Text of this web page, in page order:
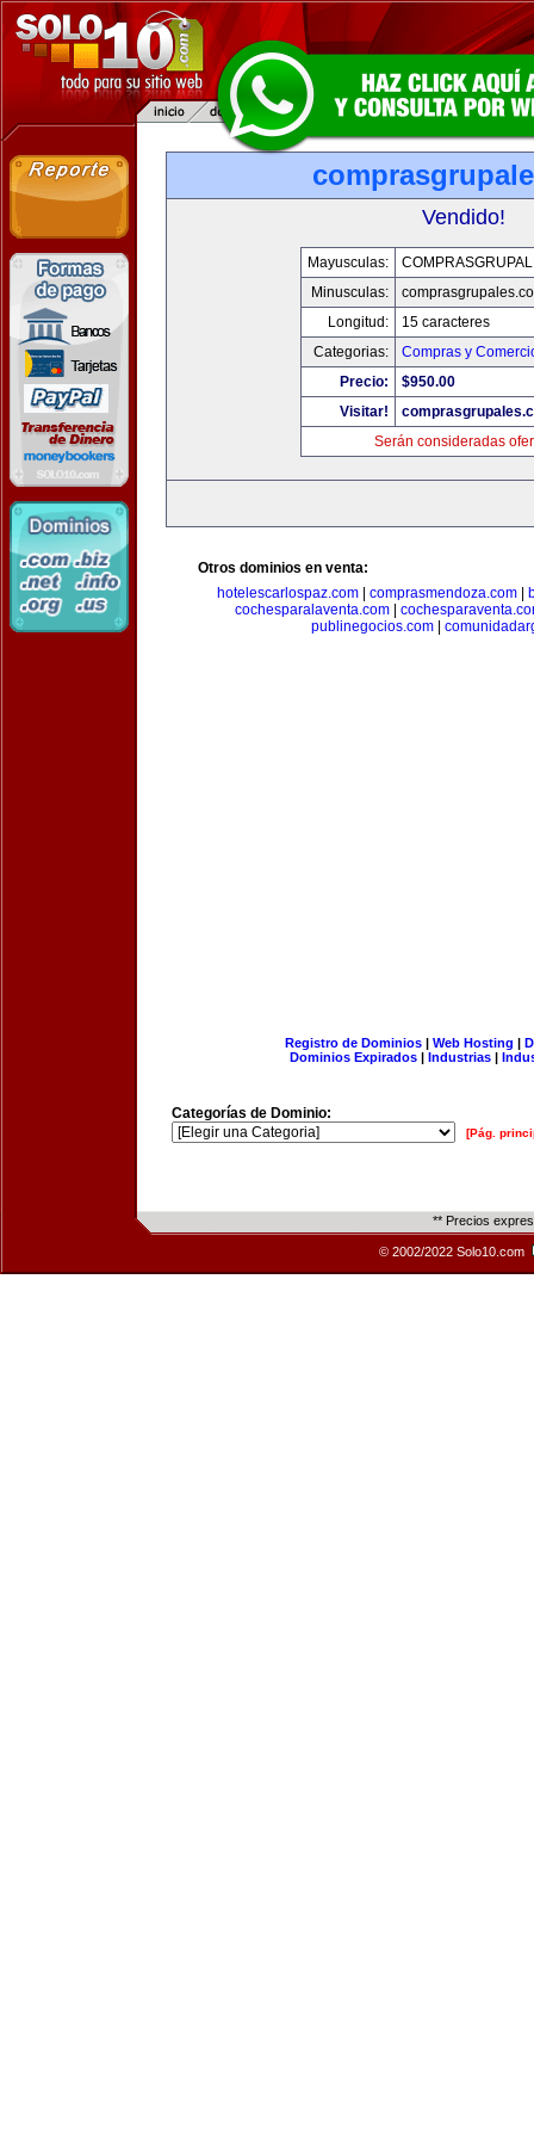
Vendido!
Mayusculas:
Minusculas:
Longitud:
15 caracteres
Categorias:
Compras y
Precio:
$950.00
Visitar!
Serán consideradas
Otros dominios en venta:
hotelescarlospaz.com| comprasmendoza.com|
cochesparalaventa.com
publinegocios.com|
Registro de Dominios| Web Hosting |
Dominios Expirados | Industrias |
Categorías de Dominio:
[Pág.
** Precios
© 2002/2022 Solo10.com